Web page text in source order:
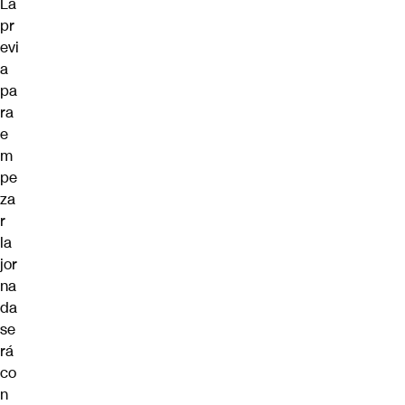
pr
evi
a
pa
ra
e
m
pe
za
r
la
jor
na
da
se
rá
co
n